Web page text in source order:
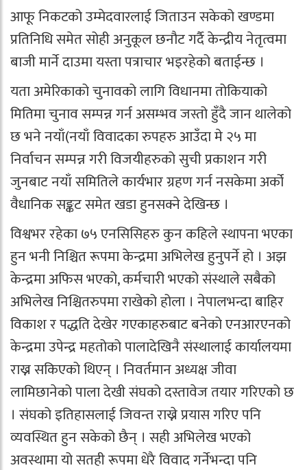
आफू निकटको उम्मेदवारलाई जिताउन सकेको खण्डमा
प्रतिनिधि समेत सोही अनुकूल छनौट गर्दै केन्द्रीय नेतृत्वमा
बाजी मार्ने दाउमा यस्ता पत्राचार भइरहेको बताईन्छ ।
यता अमेरिकाको चुनावको लागि विधानमा तोकियाको
मितिमा चुनाव सम्पन्न गर्न असम्भव जस्तो हुँदै जान थालेको
छ भने नयाँ(नयाँ विवादका रुपहरु आउँदा मे २५ मा
निर्वाचन सम्पन्न गरी विजयीहरुको सुची प्रकाशन गरी
जुनबाट नयाँ समितिले कार्यभार ग्रहण गर्न नसकेमा अर्को
वैधानिक सङ्कट समेत खडा हुनसक्ने देखिन्छ ।
विश्वभर रहेका ७५ एनसिसिहरु कुन कहिले स्थापना भएका
हुन भनी निश्चित रूपमा केन्द्रमा अभिलेख हुनुपर्ने हो । अझ
केन्द्रमा अफिस भएको, कर्मचारी भएको संस्थाले सबैको
अभिलेख निश्चितरुपमा राखेको होला । नेपालभन्दा बाहिर
विकाश र पद्धति देखेर गएकाहरुबाट बनेको एनआरएनको
केन्द्रमा उपेन्द्र महतोको पालादेखिनै संस्थालाई कार्यालयमा
राख्न सकिएको थिएन् । निवर्तमान अध्यक्ष जीवा
लामिछानेको पाला देखी संघको दस्तावेज तयार गरिएको छ
। संघको इतिहासलाई जिवन्त राख्ने प्रयास गरिए पनि
व्यवस्थित हुन सकेको छैन् । सही अभिलेख भएको
अवस्थामा यो सतही रूपमा धेरै विवाद गर्नेभन्दा पनि